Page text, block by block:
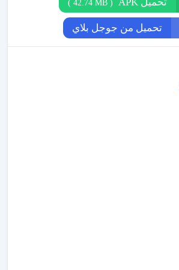
(
42.74 MB
)
تحميل من جوجل بلاي